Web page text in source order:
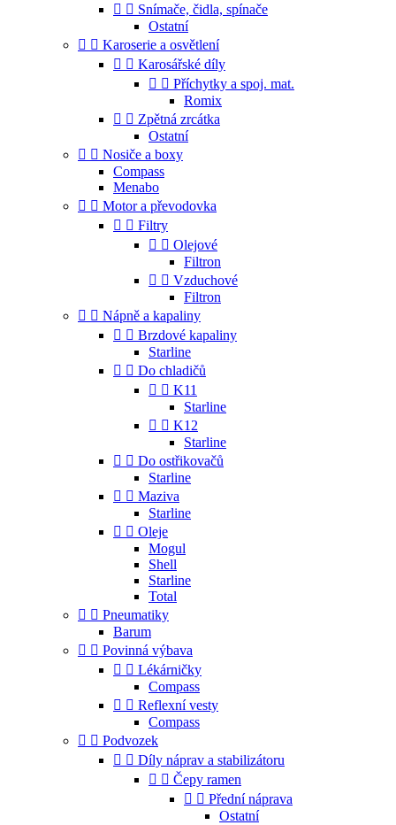
  Snímače, čidla, spínače
Ostatní
  Karoserie a osvětlení
  Karosářské díly
  Příchytky a spoj. mat.
Romix
  Zpětná zrcátka
Ostatní
  Nosiče a boxy
Compass
Menabo
  Motor a převodovka
  Filtry
  Olejové
Filtron
  Vzduchové
Filtron
  Nápně a kapaliny
  Brzdové kapaliny
Starline
  Do chladičů
  K11
Starline
  K12
Starline
  Do ostřikovačů
Starline
  Maziva
Starline
  Oleje
Mogul
Shell
Starline
Total
  Pneumatiky
Barum
  Povinná výbava
  Lékárničky
Compass
  Reflexní vesty
Compass
  Podvozek
  Díly náprav a stabilizátoru
  Čepy ramen
  Přední náprava
Ostatní